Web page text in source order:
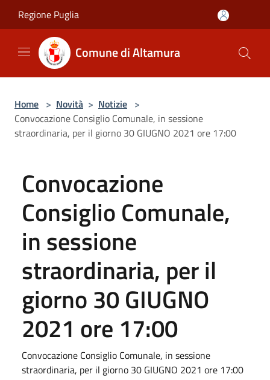
Regione Puglia
Comune di Altamura
Home > Novità > Notizie >
Convocazione Consiglio Comunale, in sessione
straordinaria, per il giorno 30 GIUGNO 2021 ore 17:00
Convocazione
Consiglio Comunale,
in sessione
straordinaria, per il
giorno 30 GIUGNO
2021 ore 17:00
Convocazione Consiglio Comunale, in sessione
straordinaria, per il giorno 30 GIUGNO 2021 ore 17:00